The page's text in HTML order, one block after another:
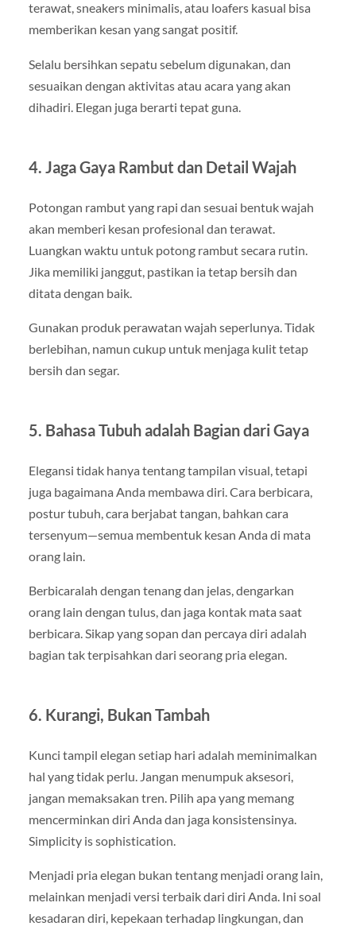
terawat, sneakers minimalis, atau loafers kasual bisa
memberikan kesan yang sangat positif.
Selalu bersihkan sepatu sebelum digunakan, dan
sesuaikan dengan aktivitas atau acara yang akan
dihadiri. Elegan juga berarti tepat guna.
4. Jaga Gaya Rambut dan Detail Wajah
Potongan rambut yang rapi dan sesuai bentuk wajah
akan memberi kesan profesional dan terawat.
Luangkan waktu untuk potong rambut secara rutin.
Jika memiliki janggut, pastikan ia tetap bersih dan
ditata dengan baik.
Gunakan produk perawatan wajah seperlunya. Tidak
berlebihan, namun cukup untuk menjaga kulit tetap
bersih dan segar.
5. Bahasa Tubuh adalah Bagian dari Gaya
Elegansi tidak hanya tentang tampilan visual, tetapi
juga bagaimana Anda membawa diri. Cara berbicara,
postur tubuh, cara berjabat tangan, bahkan cara
tersenyum—semua membentuk kesan Anda di mata
orang lain.
Berbicaralah dengan tenang dan jelas, dengarkan
orang lain dengan tulus, dan jaga kontak mata saat
berbicara. Sikap yang sopan dan percaya diri adalah
bagian tak terpisahkan dari seorang pria elegan.
6. Kurangi, Bukan Tambah
Kunci tampil elegan setiap hari adalah meminimalkan
hal yang tidak perlu. Jangan menumpuk aksesori,
jangan memaksakan tren. Pilih apa yang memang
mencerminkan diri Anda dan jaga konsistensinya.
Simplicity is sophistication.
Menjadi pria elegan bukan tentang menjadi orang lain,
melainkan menjadi versi terbaik dari diri Anda. Ini soal
kesadaran diri, kepekaan terhadap lingkungan, dan